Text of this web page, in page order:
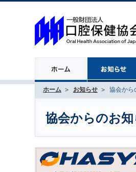
ホーム お知らせ 協会から
協会からのお